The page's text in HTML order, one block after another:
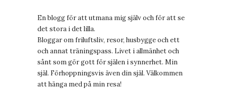
En blogg för att utmana mig själv och för att se
det stora i det lilla.
Bloggar om friluftsliv, resor, husbygge och ett
och annat träningspass. Livet i allmänhet och
sånt som gör gott för själen i synnerhet. Min
själ. Förhoppningsvis även din själ. Välkommen
att hänga med på min resa!